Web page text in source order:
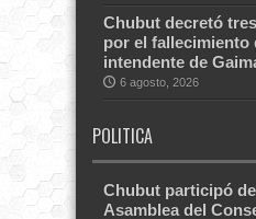
Chubut decretó
por el fallecimiento
intendente de
6 agosto, 2026
POLITICA
Chubut participó
Asamblea del